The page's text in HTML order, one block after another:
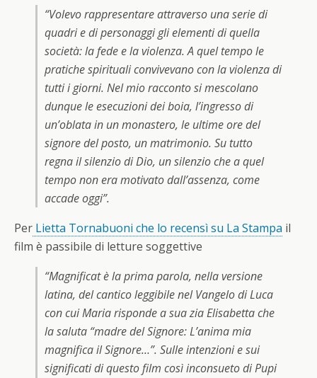
“Volevo rappresentare attraverso una serie di
quadri e di personaggi gli elementi di quella
società: la fede e la violenza. A quel tempo le
pratiche spirituali convivevano con la violenza di
tutti i giorni. Nel mio racconto si mescolano
dunque le esecuzioni dei boia, l’ingresso di
un’oblata in un monastero, le ultime ore del
signore del posto, un matrimonio. Su tutto
regna il silenzio di Dio, un silenzio che a quel
tempo non era motivato dall’assenza, come
accade oggi”.
Per Lietta Tornabuoni che lo recensì su La Stampa il
film è passibile di letture soggettive
“Magnificat è la prima parola, nella versione
latina, del cantico leggibile nel Vangelo di Luca
con cui Maria risponde a sua zia Elisabetta che
la saluta “madre del Signore: L’anima mia
magnifica il Signore…”. Sulle intenzioni e sui
significati di questo film così inconsueto di Pupi